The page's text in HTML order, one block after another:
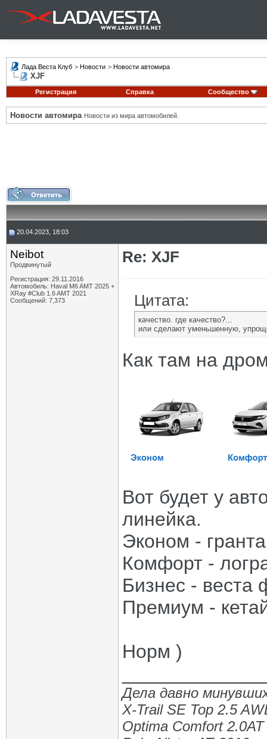
Лада Веста Клуб > Новости > Новости автомира
XJF
Регистрация Справка Сообщество
Новости автомира Новости из мира автомобилей.
20.04.2023, 18:03
Neibot
Продвинутый
Регистрация: 29.11.2016
Автомобиль: Haval M6 AMT 2025 +
XRay #Club 1.6 AMT 2021
Сообщений: 7,373
Re: XJF
Цитата:
качество. где качество?...
или сделают уменьшенную,
Как там на
Вот будет у
линейка.
Эконом -
Комфорт -
Бизнес - веста
Премиум -
Норм )
Дела давно
X-Trail SE Top 2.5
Optima Comfort